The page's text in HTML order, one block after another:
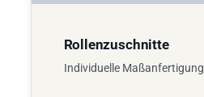
Rollenzuschnitte
Individuelle Maßanfertigung